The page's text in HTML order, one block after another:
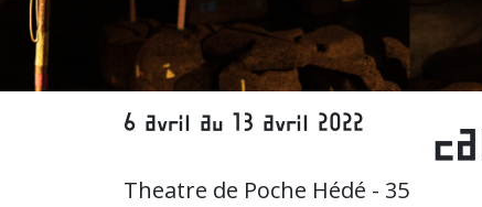
6 avril au 13 avril 2022
Theatre de Poche Hédé - 35